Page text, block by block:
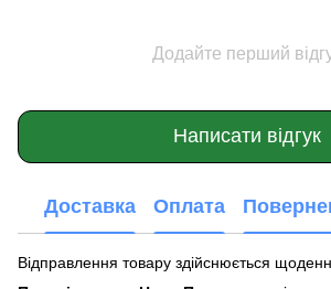
Додайте перший
Написати відгук
Доставка Оплата
Відправлення товару здійснюється